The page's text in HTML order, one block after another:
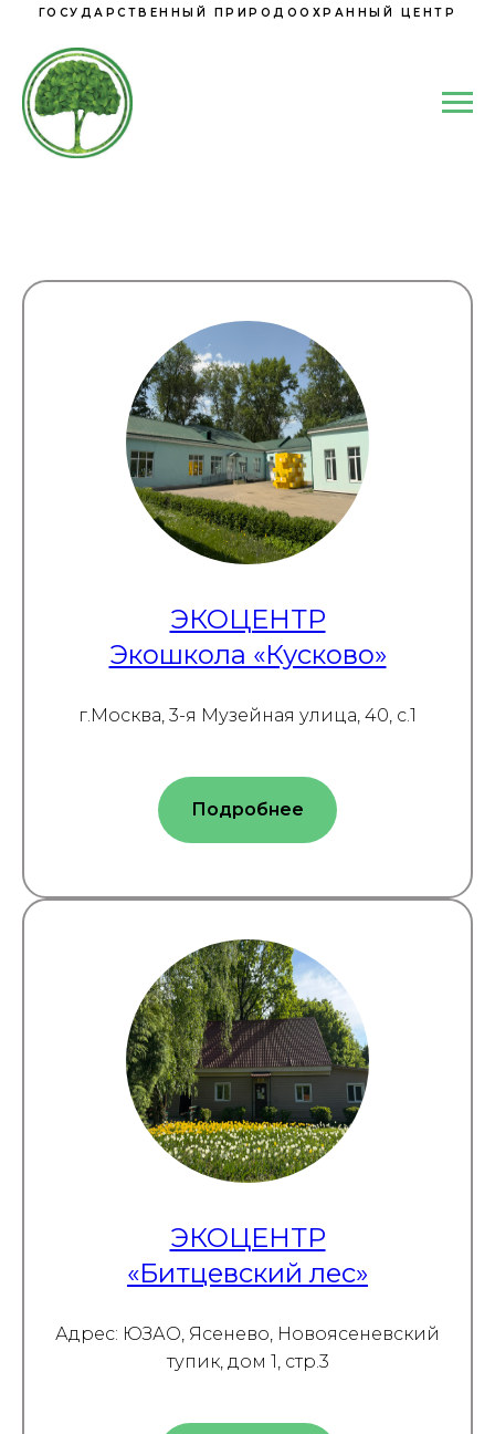
ГОСУДАРСТВЕННЫЙ ПРИРОДООХРАННЫЙ ЦЕНТР
ЭКОЦЕНТР
Экошкола «Кусково»
г.Москва, 3-я Музейная улица, 40, с.1
Подробнее
ЭКОЦЕНТР
«Битцевский лес»
Адрес: ЮЗАО, Ясенево, Новоясеневский
тупик, дом 1, стр.3